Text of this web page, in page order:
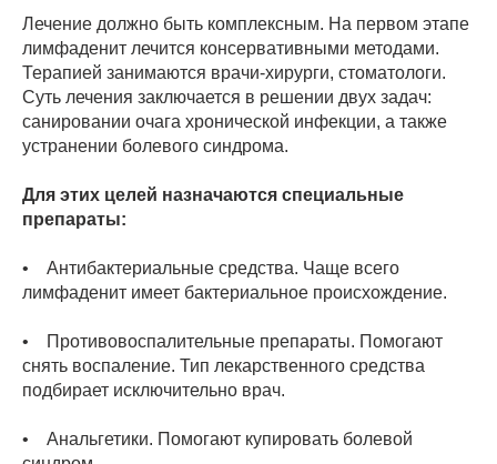
Лечение должно быть комплексным. На первом этапе
лимфаденит лечится консервативными методами.
Терапией занимаются врачи-хирурги, стоматологи.
Суть лечения заключается в решении двух задач:
санировании очага хронической инфекции, а также
устранении болевого синдрома.
Для этих целей назначаются специальные
препараты:
• Антибактериальные средства. Чаще всего
лимфаденит имеет бактериальное происхождение.
• Противовоспалительные препараты. Помогают
снять воспаление. Тип лекарственного средства
подбирает исключительно врач.
• Анальгетики. Помогают купировать болевой